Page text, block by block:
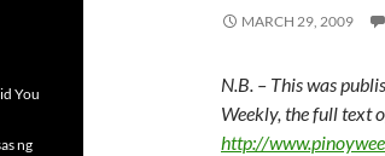
MARCH 29, 2009
N.B. – This was
Weekly, the full text
http://
You
ng